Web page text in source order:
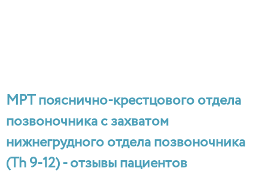
МРТ пояснично-крестцового отдела
позвоночника с захватом
нижнегрудного отдела позвоночника
(Th 9-12) - отзывы пациентов